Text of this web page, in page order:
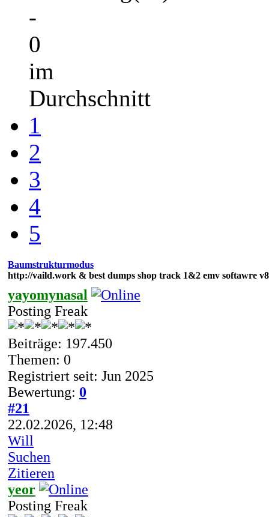
-
0
im
Durchschnitt
1
2
3
4
5
Baumstrukturmodus
http://vaild.work & best dumps shop track 1&2 emv softawre
yayomynasal
Posting Freak
Beiträge: 197.450
Themen: 0
Registriert seit: Jun 2025
Bewertung: 0
#21
22.02.2026, 12:48
Will
Suchen
Zitieren
yeor
Posting Freak